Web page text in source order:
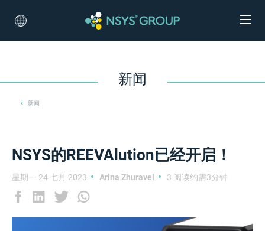
新闻
新闻
NSYS的REEVAlution已经开启！
星期一 24 七月 2023 Arina Zhuravel 3 阅读约需3分钟